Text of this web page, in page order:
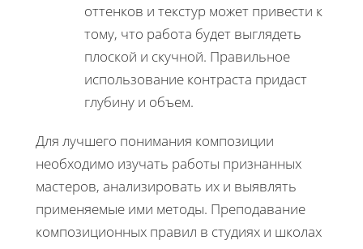
оттенков и текстур может привести к
тому, что работа будет выглядеть
плоской и скучной. Правильное
использование контраста придаст
глубину и объем.
Для лучшего понимания композиции
необходимо изучать работы признанных
мастеров, анализировать их и выявлять
применяемые ими методы. Преподавание
композиционных правил в студиях и школах